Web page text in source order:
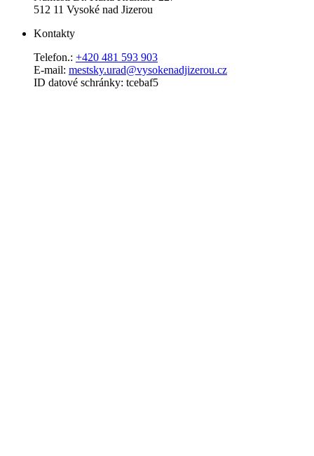
512 11 Vysoké nad Jizerou
Kontakty
Telefon.: +420 481 593 903
E-mail: mestsky.urad@vysokenadjizerou.cz
ID datové schránky: tcebaf5